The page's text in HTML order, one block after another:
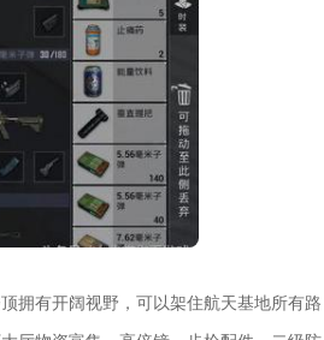
拥有开阔视野，可以架住航天基地所有路